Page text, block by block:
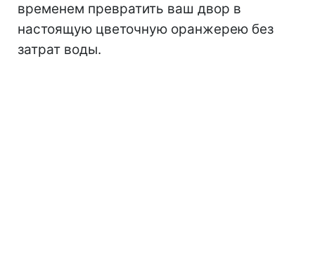
временем превратить ваш двор в
настоящую цветочную оранжерею без
затрат воды.